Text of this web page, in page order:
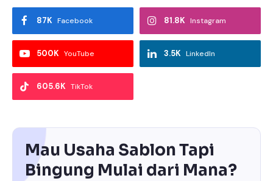
Facebook
87K Instagram
81.8K
YouTube
500K LinkedIn
3.5K
TikTok
605.6K
Mau Usaha Sablon Tapi
Bingung Mulai dari Mana?